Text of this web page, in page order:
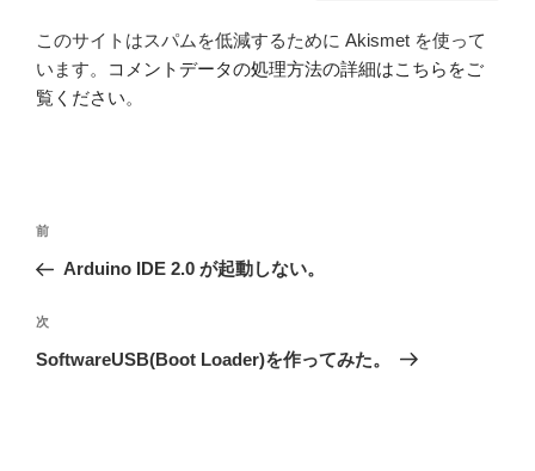
このサイトはスパムを低減するために Akismet を使って
います。
コメントデータの処理方法の詳細はこちらをご
覧ください。
投
ナ
ビ
ゲ
前
の
稿
前
Arduino IDE 2.0 が起動しない。
次
の
次
SoftwareUSB(Boot Loader)を作ってみた。